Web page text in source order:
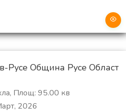
Русе Община Русе Област
Площ: 95.00 кв
2026